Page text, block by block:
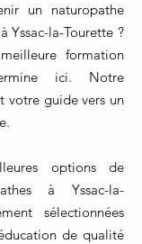
un naturopathe
Yssac-la-Tourette ?
formation
ici. Notre
votre guide vers un
options de
à Yssac-la-
sélectionnées
de qualité